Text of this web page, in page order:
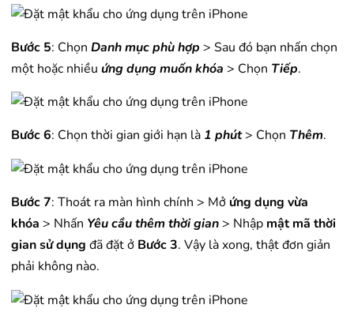
Bước 5: Chọn Danh mục phù hợp > Sau đó bạn nhấn chọn
một hoặc nhiều ứng dụng muốn khóa > Chọn Tiếp.
Bước 6: Chọn thời gian giới hạn là 1 phút> Chọn Thêm.
Bước 7: Thoát ra màn hình chính > Mở ứng dụng vừa
khóa > Nhấn Yêu cầu thêm thời gian> Nhập mật mã thời
gian sử dụng đã đặt ở Bước 3. Vậy là xong, thật đơn giản
phải không nào.